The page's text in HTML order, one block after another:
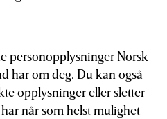
personopplysninger Norsk
har om deg. Du kan også
opplysninger eller sletter
når som helst mulighet